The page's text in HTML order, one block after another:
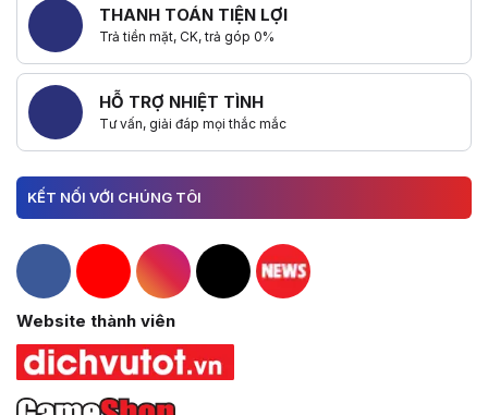
THANH TOÁN TIỆN LỢI
Trả tiền mặt, CK, trả góp 0%
HỖ TRỢ NHIỆT TÌNH
Tư vấn, giải đáp mọi thắc mắc
KẾT NỐI VỚI CHÚNG TÔI
Hacom Facebook
Hacom YouTube
Hacom Instagram
Hacom TikTok
Website thành viên